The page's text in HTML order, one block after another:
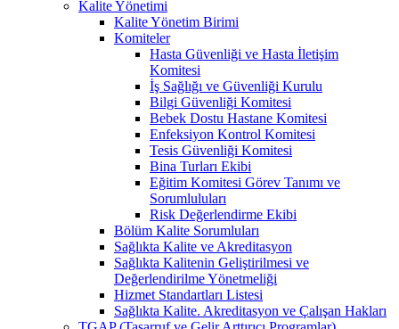
Kalite Yönetimi
Kalite Yönetim Birimi
Komiteler
Hasta Güvenliği ve Hasta İletişim
Komitesi
İş Sağlığı ve Güvenliği Kurulu
Bilgi Güvenliği Komitesi
Bebek Dostu Hastane Komitesi
Enfeksiyon Kontrol Komitesi
Tesis Güvenliği Komitesi
Bina Turları Ekibi
Eğitim Komitesi Görev Tanımı ve
Sorumluluları
Risk Değerlendirme Ekibi
Bölüm Kalite Sorumluları
Sağlıkta Kalite ve Akreditasyon
Sağlıkta Kalitenin Geliştirilmesi ve
Değerlendirilme Yönetmeliği
Hizmet Standartları Listesi
Sağlıkta Kalite. Akreditasyon ve Çalışan Hakları